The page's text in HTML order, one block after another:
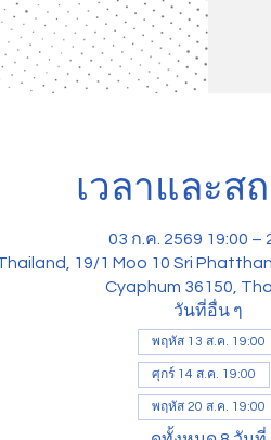
เวลาและส
03 ก.ค. 2569 19:00 –
19/1 Moo 10 Sri
Cyaphum 36150,
วันที่อื่น ๆ
พฤหัส 13 ส.ค. 19:00
ศุกร์ 14 ส.ค. 19:00
พฤหัส 20 ส.ค. 19:00